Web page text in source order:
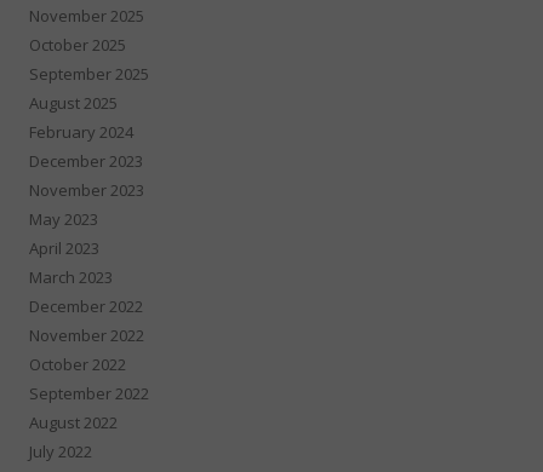
November 2025
October 2025
September 2025
August 2025
February 2024
December 2023
November 2023
May 2023
April 2023
March 2023
December 2022
November 2022
October 2022
September 2022
August 2022
July 2022